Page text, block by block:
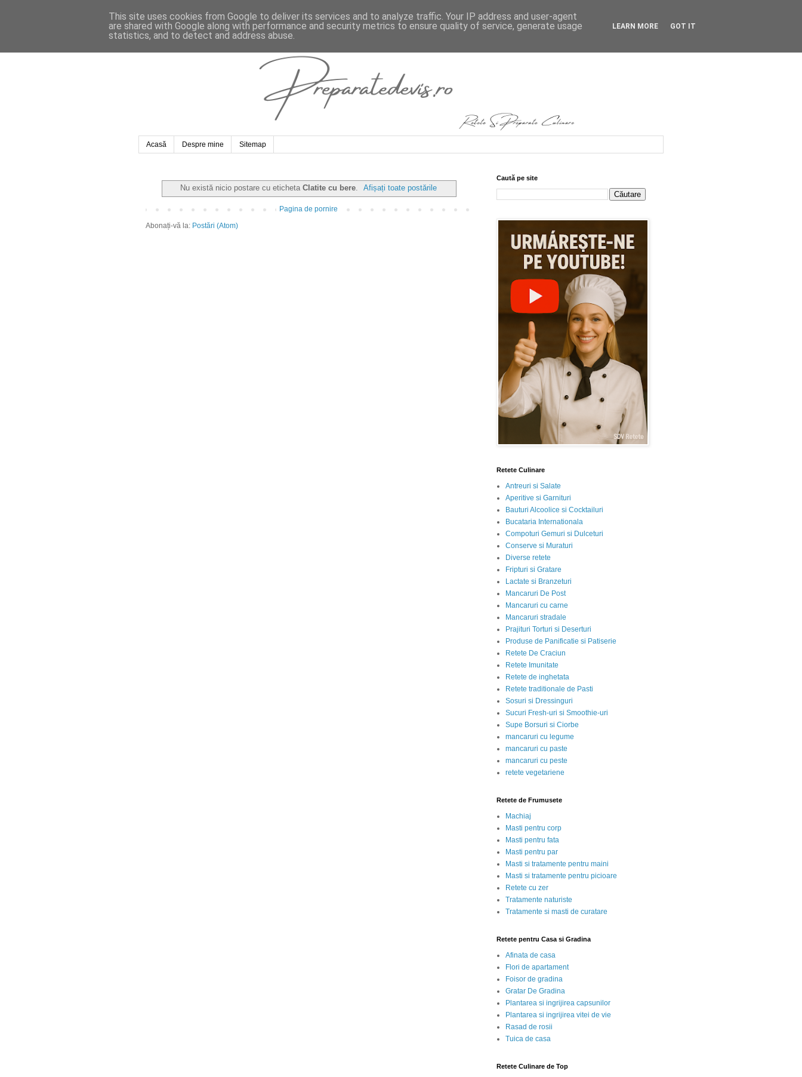
Acasă Despre mine Sitemap
Nu există nicio postare cu eticheta Clatite cu bere. Afișați toate postările
Pagina de pornire
Abonați-vă la: Postări (Atom)
Caută pe site
Retete Culinare
Antreuri si Salate
Aperitive si Garnituri
Bauturi Alcoolice si Cocktailuri
Bucataria Internationala
Compoturi Gemuri si Dulceturi
Conserve si Muraturi
Diverse retete
Fripturi si Gratare
Lactate si Branzeturi
Mancaruri De Post
Mancaruri cu carne
Mancaruri stradale
Prajituri Torturi si Deserturi
Produse de Panificatie si Patiserie
Retete De Craciun
Retete Imunitate
Retete de inghetata
Retete traditionale de Pasti
Sosuri si Dressinguri
Sucuri Fresh-uri si Smoothie-uri
Supe Borsuri si Ciorbe
mancaruri cu legume
mancaruri cu paste
mancaruri cu peste
retete vegetariene
Retete de Frumusete
Machiaj
Masti pentru corp
Masti pentru fata
Masti pentru par
Masti si tratamente pentru maini
Masti si tratamente pentru picioare
Retete cu zer
Tratamente naturiste
Tratamente si masti de curatare
Retete pentru Casa si Gradina
Afinata de casa
Flori de apartament
Foisor de gradina
Gratar De Gradina
Plantarea si ingrijirea capsunilor
Plantarea si ingrijirea vitei de vie
Rasad de rosii
Tuica de casa
Retete Culinare de Top
This site uses cookies from Google to deliver its services and to analyze traffic. Your IP address and user-agent
are shared with Google along with performance and security metrics to ensure quality of service, generate usage
statistics, and to detect and address abuse.
LEARN MORE GOT IT